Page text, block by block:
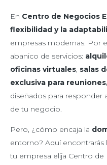
En Centro de Negocios
flexibilidad y la
empresas modernas. Por
abanico de servicios:
oficinas virtuales, salas
exclusiva para
diseñados para responder
de tu negocio.
Pero, ¿cómo encaja la
entorno? Aquí encontrarás
tu empresa elija Centro